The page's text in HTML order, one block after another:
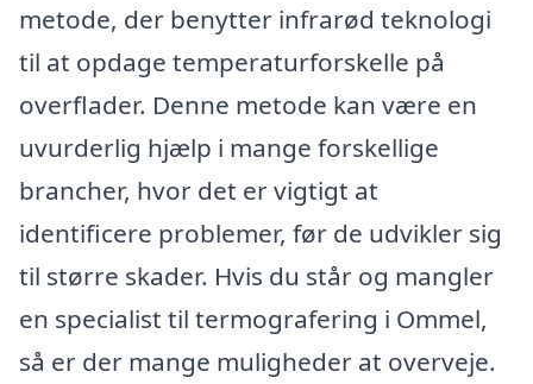
metode, der benytter infrarød teknologi
til at opdage temperaturforskelle på
overflader. Denne metode kan være en
uvurderlig hjælp i mange forskellige
brancher, hvor det er vigtigt at
identificere problemer, før de udvikler sig
til større skader. Hvis du står og mangler
en specialist til termografering i Ommel,
så er der mange muligheder at overveje.